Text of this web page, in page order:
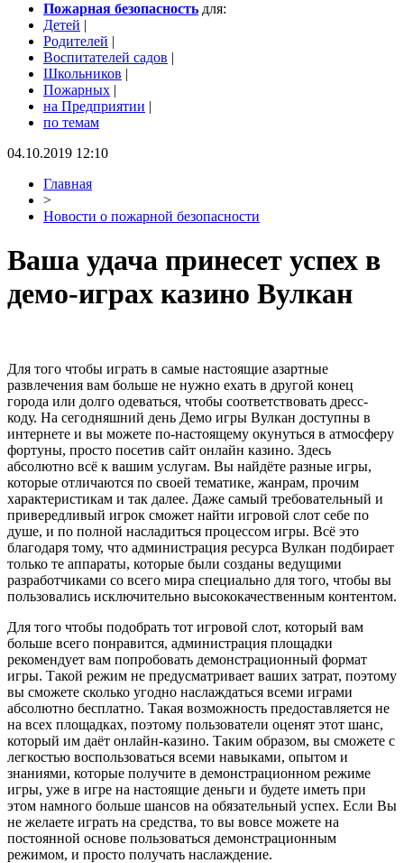
Пожарная безопасность для:
Детей |
Родителей |
Воспитателей садов |
Школьников |
Пожарных |
на Предприятии |
по темам
04.10.2019 12:10
Главная
>
Новости о пожарной безопасности
Ваша удача принесет успех в
демо-играх казино Вулкан
Для того чтобы играть в самые настоящие азартные
развлечения вам больше не нужно ехать в другой конец
города или долго одеваться, чтобы соответствовать дресс-
коду. На сегодняшний день Демо игры Вулкан доступны в
интернете и вы можете по-настоящему окунуться в атмосферу
фортуны, просто посетив сайт онлайн казино. Здесь
абсолютно всё к вашим услугам. Вы найдёте разные игры,
которые отличаются по своей тематике, жанрам, прочим
характеристикам и так далее. Даже самый требовательный и
привередливый игрок сможет найти игровой слот себе по
душе, и по полной насладиться процессом игры. Всё это
благодаря тому, что администрация ресурса Вулкан подбирает
только те аппараты, которые были созданы ведущими
разработчиками со всего мира специально для того, чтобы вы
пользовались исключительно высококачественным контентом.
Для того чтобы подобрать тот игровой слот, который вам
больше всего понравится, администрация площадки
рекомендует вам попробовать демонстрационный формат
игры. Такой режим не предусматривает ваших затрат, поэтому
вы сможете сколько угодно наслаждаться всеми играми
абсолютно бесплатно. Такая возможность предоставляется не
на всех площадках, поэтому пользователи оценят этот шанс,
который им даёт онлайн-казино. Таким образом, вы сможете с
легкостью воспользоваться всеми навыками, опытом и
знаниями, которые получите в демонстрационном режиме
игры, уже в игре на настоящие деньги и будете иметь при
этом намного больше шансов на обязательный успех. Если Вы
не желаете играть на средства, то вы вовсе можете на
постоянной основе пользоваться демонстрационным
режимом, и просто получать наслаждение.